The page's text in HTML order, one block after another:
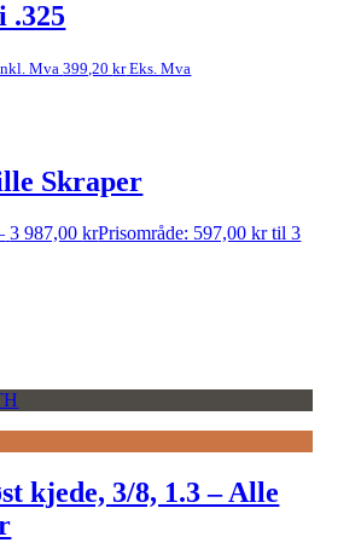
.325
Mva399,20krEks. Mva
Skraper
3 987,00krPrisområde: 597,00 kr til 3
kjede, 3/8, 1.3 – Alle